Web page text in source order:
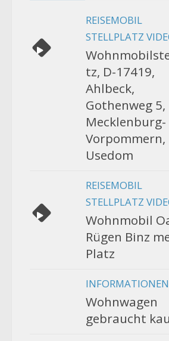
REISEMOBIL
STELLPLATZ
tz, D-17419,
Ahlbeck,
Gothenweg 5,
Mecklenburg-
Vorpommern,
Usedom
REISEMOBIL
STELLPLATZ
Wohnmobil
Rügen Binz
Platz
INFORMATIONEN
Wohnwagen
gebraucht